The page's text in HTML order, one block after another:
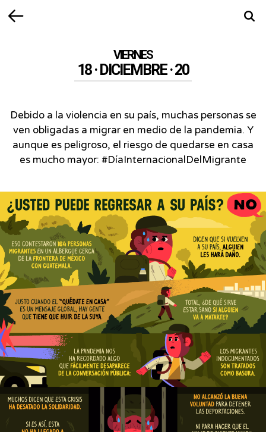
VIERNES
18 · DICIEMBRE · 20
Debido a la violencia en su país, muchas personas se
ven obligadas a migrar en medio de la pandemia. Y
aunque es peligroso, el riesgo de quedarse en casa
es mucho mayor: #DíaInternacionalDelMigrante